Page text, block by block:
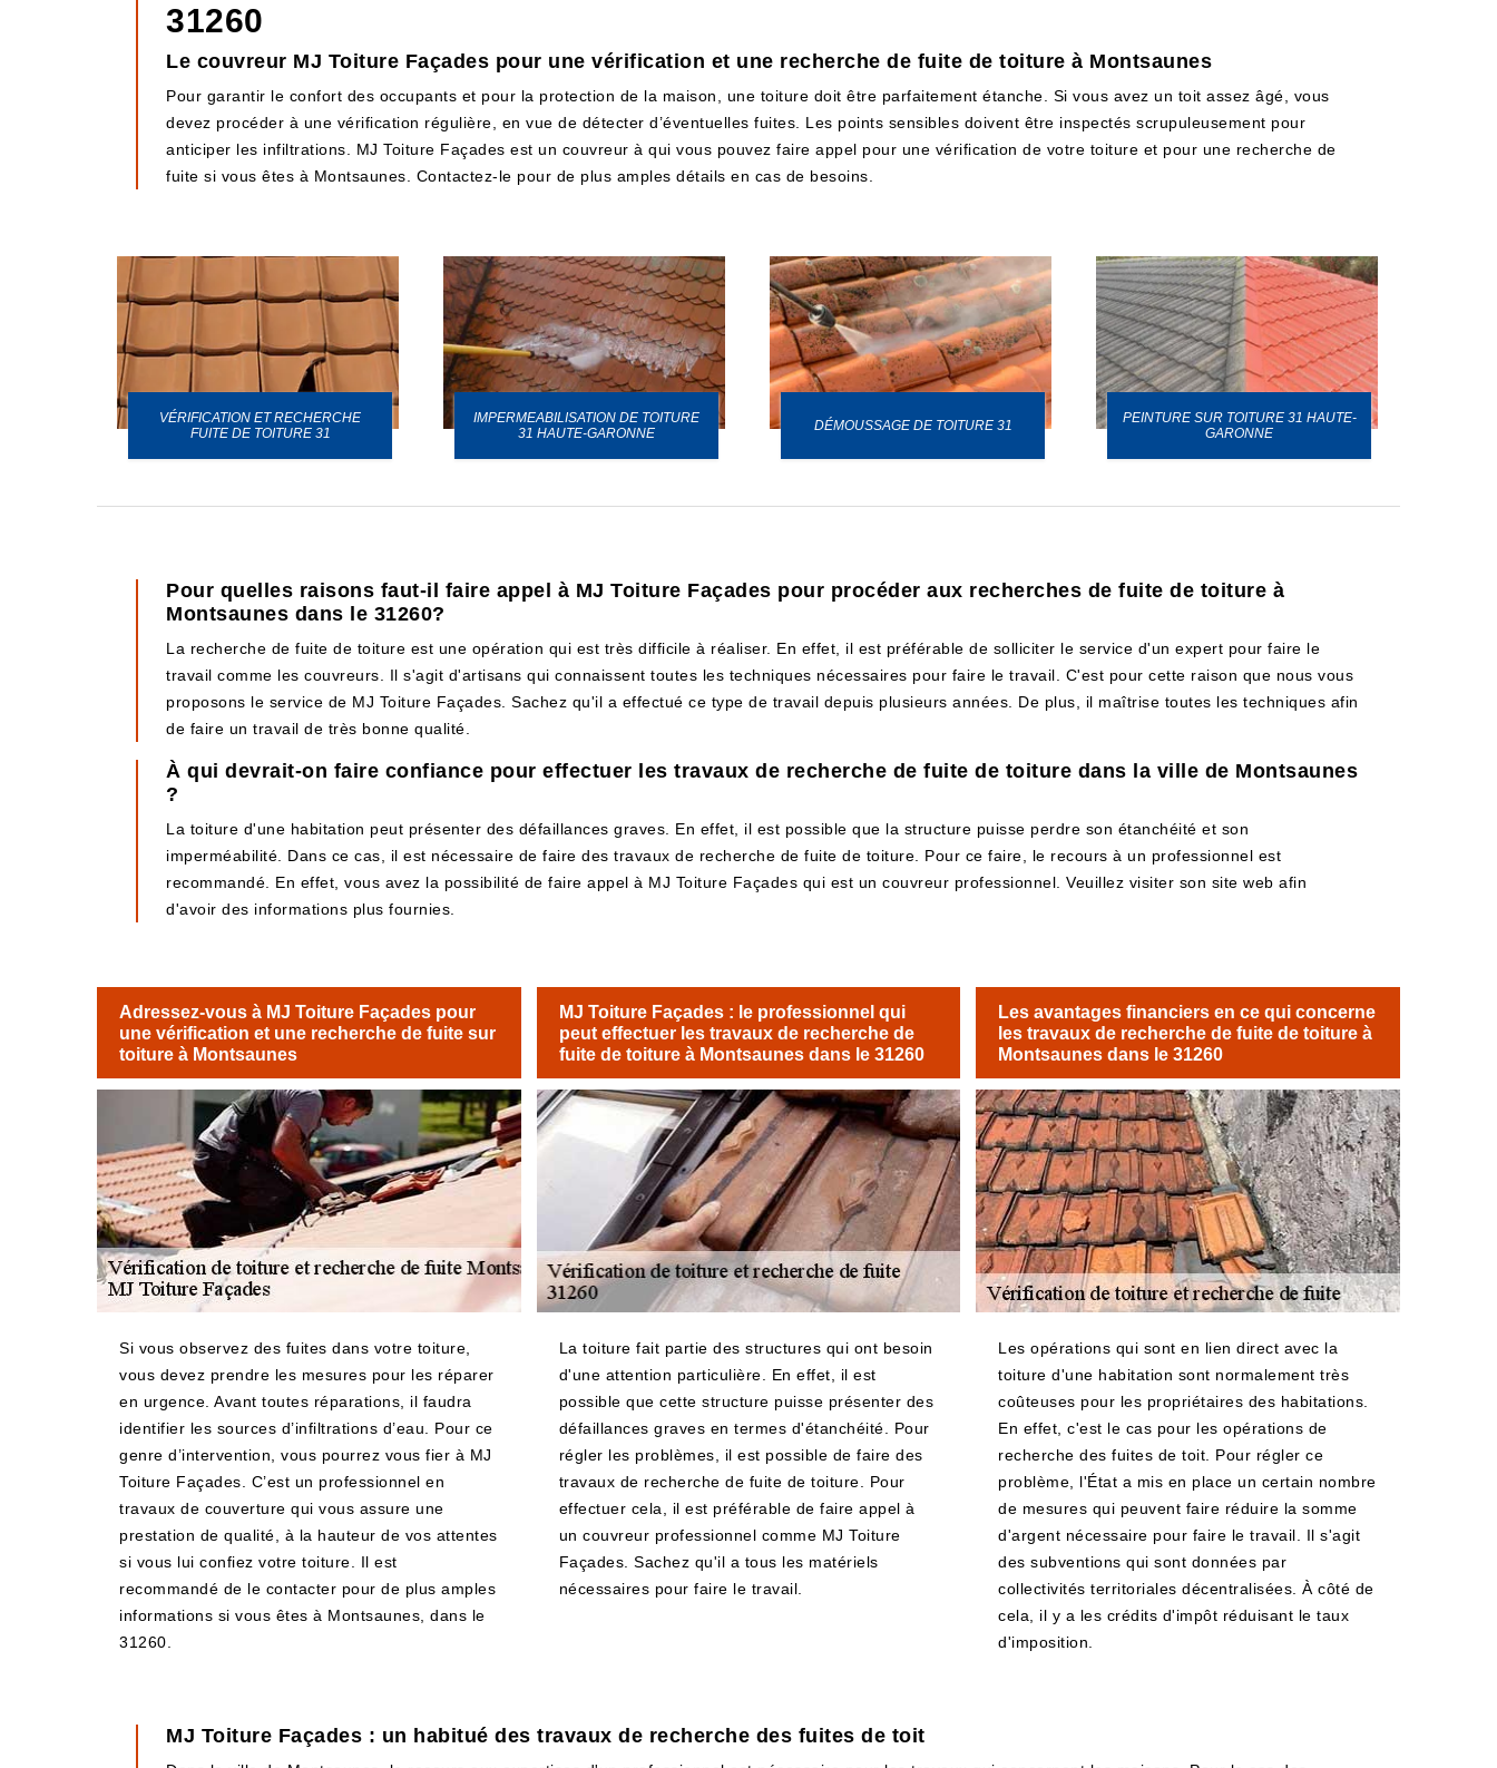
31260
Le couvreur MJ Toiture Façades pour une vérification et une recherche de fuite de toiture à Montsaunes
Pour garantir le confort des occupants et pour la protection de la maison, une toiture doit être parfaitement étanche. Si vous avez un toit assez âgé, vous
devez procéder à une vérification régulière, en vue de détecter d’éventuelles fuites. Les points sensibles doivent être inspectés scrupuleusement pour
anticiper les infiltrations. MJ Toiture Façades est un couvreur à qui vous pouvez faire appel pour une vérification de votre toiture et pour une recherche de
fuite si vous êtes à Montsaunes. Contactez-le pour de plus amples détails en cas de besoins.
VÉRIFICATION ET RECHERCHE
FUITE DE TOITURE 31
IMPERMEABILISATION DE TOITURE
31 HAUTE-GARONNE
DÉMOUSSAGE DE TOITURE 31
PEINTURE SUR TOITURE 31 HAUTE-
GARONNE
Pour quelles raisons faut-il faire appel à MJ Toiture Façades pour procéder aux recherches de fuite de toiture à
Montsaunes dans le 31260?
La recherche de fuite de toiture est une opération qui est très difficile à réaliser. En effet, il est préférable de solliciter le service d'un expert pour faire le
travail comme les couvreurs. Il s'agit d'artisans qui connaissent toutes les techniques nécessaires pour faire le travail. C'est pour cette raison que nous vous
proposons le service de MJ Toiture Façades. Sachez qu'il a effectué ce type de travail depuis plusieurs années. De plus, il maîtrise toutes les techniques afin
de faire un travail de très bonne qualité.
À qui devrait-on faire confiance pour effectuer les travaux de recherche de fuite de toiture dans la ville de Montsaunes
?
La toiture d'une habitation peut présenter des défaillances graves. En effet, il est possible que la structure puisse perdre son étanchéité et son
imperméabilité. Dans ce cas, il est nécessaire de faire des travaux de recherche de fuite de toiture. Pour ce faire, le recours à un professionnel est
recommandé. En effet, vous avez la possibilité de faire appel à MJ Toiture Façades qui est un couvreur professionnel. Veuillez visiter son site web afin
d'avoir des informations plus fournies.
Adressez-vous à MJ Toiture Façades pour
une vérification et une recherche de fuite sur
toiture à Montsaunes
Si vous observez des fuites dans votre toiture,
vous devez prendre les mesures pour les réparer
en urgence. Avant toutes réparations, il faudra
identifier les sources d’infiltrations d’eau. Pour ce
genre d’intervention, vous pourrez vous fier à MJ
Toiture Façades. C’est un professionnel en
travaux de couverture qui vous assure une
prestation de qualité, à la hauteur de vos attentes
si vous lui confiez votre toiture. Il est
recommandé de le contacter pour de plus amples
informations si vous êtes à Montsaunes, dans le
31260.
MJ Toiture Façades : le professionnel qui
peut effectuer les travaux de recherche de
fuite de toiture à Montsaunes dans le 31260
La toiture fait partie des structures qui ont besoin
d'une attention particulière. En effet, il est
possible que cette structure puisse présenter des
défaillances graves en termes d'étanchéité. Pour
régler les problèmes, il est possible de faire des
travaux de recherche de fuite de toiture. Pour
effectuer cela, il est préférable de faire appel à
un couvreur professionnel comme MJ Toiture
Façades. Sachez qu'il a tous les matériels
nécessaires pour faire le travail.
Les avantages financiers en ce qui concerne
les travaux de recherche de fuite de toiture à
Montsaunes dans le 31260
Les opérations qui sont en lien direct avec la
toiture d'une habitation sont normalement très
coûteuses pour les propriétaires des habitations.
En effet, c'est le cas pour les opérations de
recherche des fuites de toit. Pour régler ce
problème, l'État a mis en place un certain nombre
de mesures qui peuvent faire réduire la somme
d'argent nécessaire pour faire le travail. Il s'agit
des subventions qui sont données par
collectivités territoriales décentralisées. À côté de
cela, il y a les crédits d'impôt réduisant le taux
d'imposition.
MJ Toiture Façades : un habitué des travaux de recherche des fuites de toit